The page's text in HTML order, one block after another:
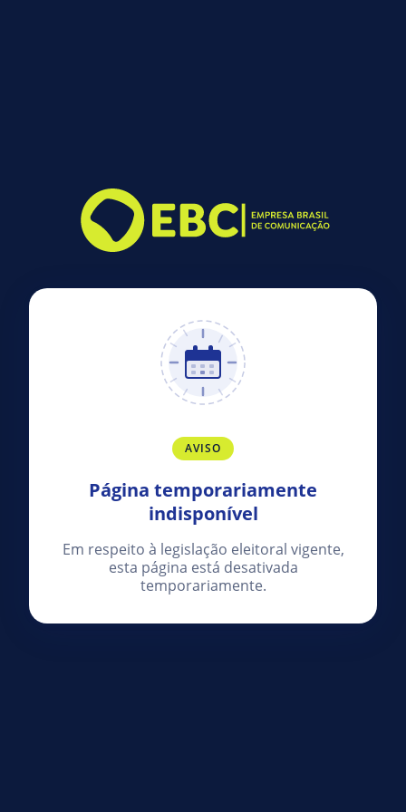
AVISO
Página temporariamente
indisponível
Em respeito à legislação eleitoral vigente,
esta página está desativada
temporariamente.